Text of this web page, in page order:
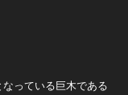
っている巨木である